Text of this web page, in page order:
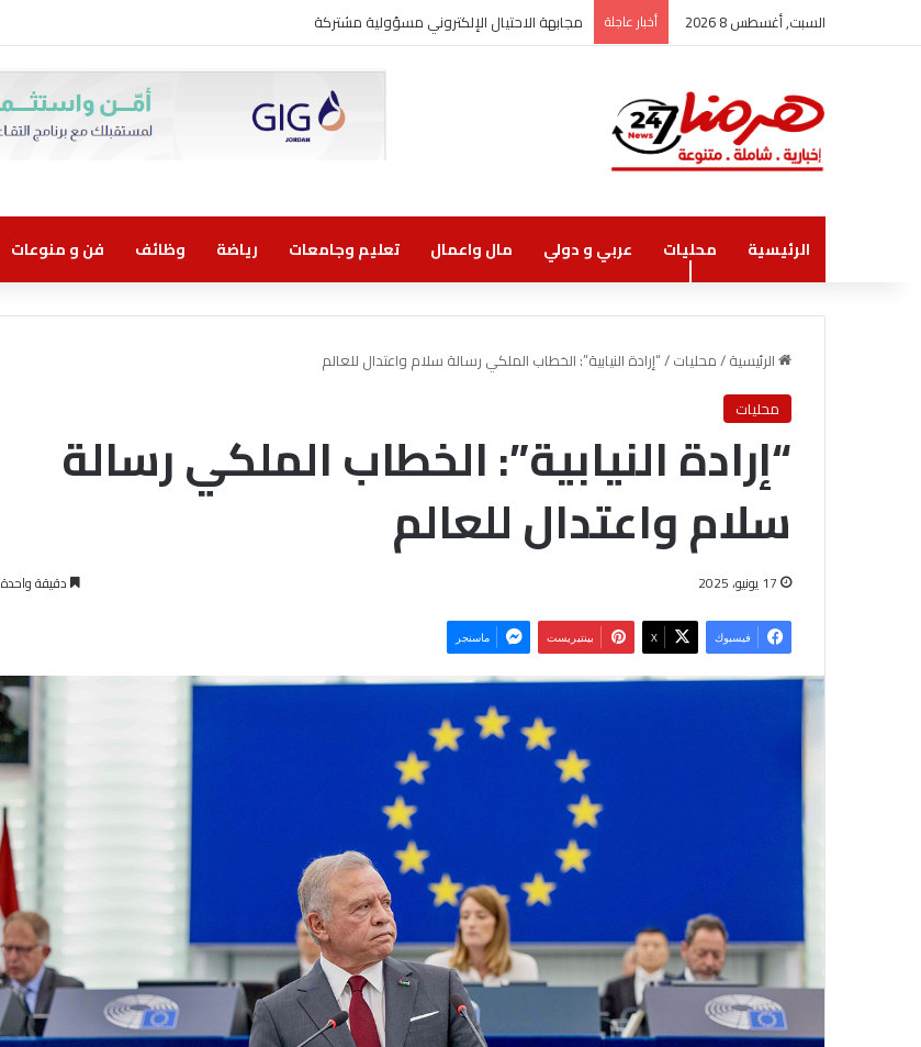
السبت, أغسطس 8 2026 أخبار عاجلة مجابهة الاحتيال الإلكتروني مسؤولية مشتركة
الرئيسية محليات عربي و دولي مال واعمال تعليم وجامعات رياضة وظائف فن و منوعات
الرئيسية/محليات/“إرادة النيابية”: الخطاب الملكي رسالة سلام واعتدال للعالم
محليات
“إرادة النيابية”: الخطاب الملكي رسالة
سلام واعتدال للعالم
17 يونيو، 2025 دقيقة واحدة
فيسبوك ‫X بينتيريست ماسنجر